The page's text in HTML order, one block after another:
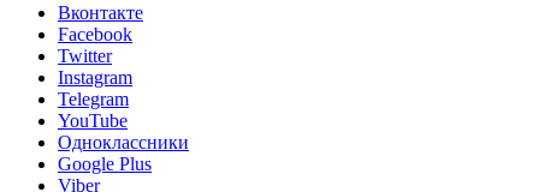
Вконтакте
Facebook
Twitter
Instagram
Telegram
YouTube
Одноклассники
Google Plus
Viber